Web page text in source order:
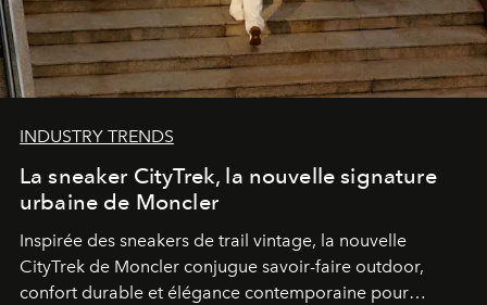
INDUSTRY TRENDS
La sneaker CityTrek, la nouvelle signature
urbaine de Moncler
Inspirée des sneakers de trail vintage, la nouvelle
CityTrek de Moncler conjugue savoir-faire outdoor,
confort durable et élégance contemporaine pour